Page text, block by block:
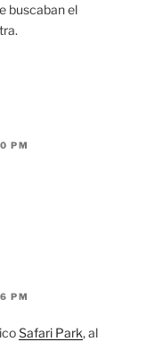
buscaban el
PM
PM
Safari Park, al